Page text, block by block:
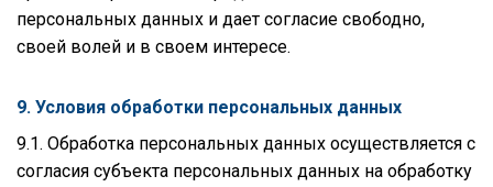
персональных данных и дает согласие свободно,
своей волей и в своем интересе.
9. Условия обработки персональных данных
9.1. Обработка персональных данных осуществляется с
согласия субъекта персональных данных на обработку